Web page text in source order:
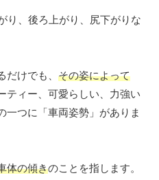
けでも、 その姿によって
ティー、可愛らしい、力強い
一つに「車両姿勢」がありま
体の傾きのことを指します。